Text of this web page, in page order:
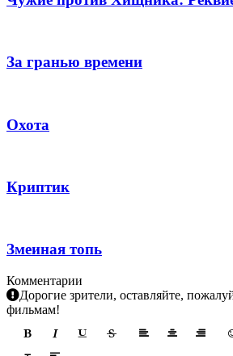
За гранью времени
Охота
Криптик
Змеиная топь
Комментарии
Дорогие зрители, оставляйте,
фильмам!